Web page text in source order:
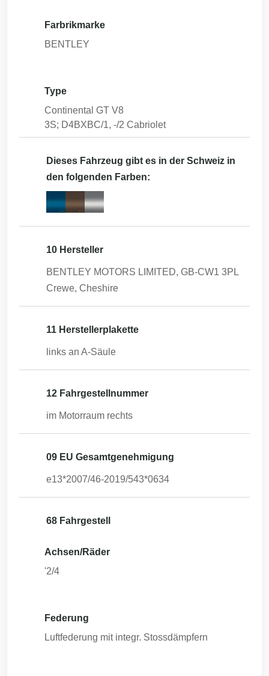
Farbrikmarke
BENTLEY
Type
Continental GT V8
3S; D4BXBC/1, -/2 Cabriolet
Dieses Fahrzeug gibt es in der Schweiz in
den folgenden Farben:
10 Hersteller
BENTLEY MOTORS LIMITED, GB-CW1 3PL
Crewe, Cheshire
11 Herstellerplakette
links an A-Säule
12 Fahrgestellnummer
im Motorraum rechts
09 EU Gesamtgenehmigung
e13*2007/46-2019/543*0634
68 Fahrgestell
Achsen/Räder
'2/4
Federung
Luftfederung mit integr. Stossdämpfern